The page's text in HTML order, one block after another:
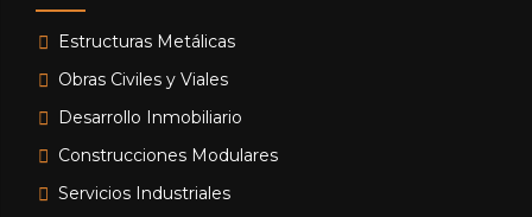
Estructuras Metálicas
Obras Civiles y Viales
Desarrollo Inmobiliario
Construcciones Modulares
Servicios Industriales